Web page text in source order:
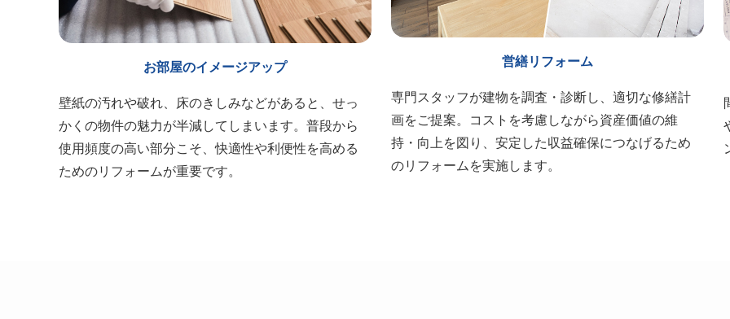
お部屋のイメージアップ
壁紙の汚れや破れ、床のきしみなどがあると、せっ
かくの物件の魅力が半減してしまいます。普段から
使用頻度の高い部分こそ、快適性や利便性を高める
ためのリフォームが重要です。
営繕リフォーム
専門スタッフが建物を調査・診断し、適切な修繕計
画をご提案。コストを考慮しながら資産価値の維
持・向上を図り、安定した収益確保につなげるため
のリフォームを実施します。